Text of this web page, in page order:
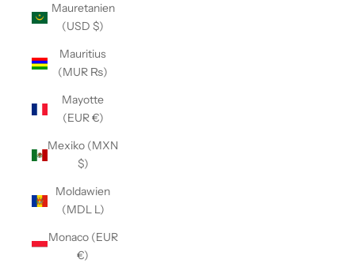
Mauretanien
(USD $)
Mauritius
(MUR ₨)
Mayotte
(EUR €)
Mexiko (MXN
$)
Moldawien
(MDL L)
Monaco (EUR
€)